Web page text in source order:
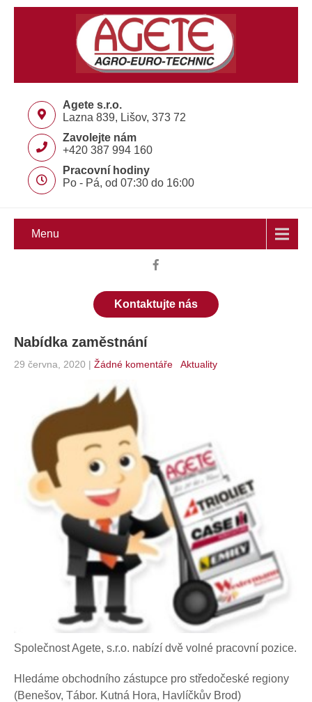
Agete s.r.o.
Lazna 839, Lišov, 373 72
Zavolejte nám
+420 387 994 160
Pracovní hodiny
Po - Pá, od 07:30 do 16:00
Menu
Kontaktujte nás
Nabídka zaměstnání
29 června, 2020 | Žádné komentáře Aktuality
Společnost Agete, s.r.o. nabízí dvě volné pracovní pozice.
Hledáme obchodního zástupce pro středočeské regiony
(Benešov, Tábor. Kutná Hora, Havlíčkův Brod)